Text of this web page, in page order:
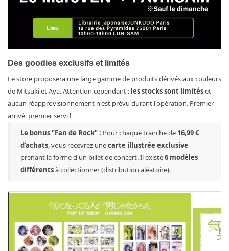
Des goodies exclusifs et limités
Le store proposera une large gamme de produits dérivés aux couleurs
de Mitsuki et Aya. Attention cependant : les stocks sont limitéset
aucun réapprovisionnement n'est prévu durant l'opération. Premier
arrivé, premier servi !
Le bonus "Fan de Rock" : Pour chaque tranche de 16,99 €
d'achats, vous recevrez unecarte illustrée exclusive
prenant la forme d'un billet de concert. Il existe6 modèles
différentsà collectionner (distribution aléatoire).